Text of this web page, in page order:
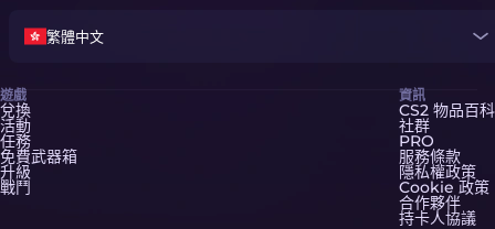
繁體中文
遊戲
兌換
活動
任務
免費武器箱
升級
戰鬥
資訊
CS2 物品百科
社群
PRO
服務條款
隱私權政策
Cookie 政策
合作夥伴
持卡人協議